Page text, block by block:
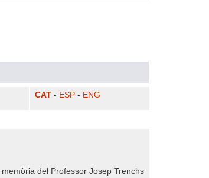
CAT - ESP - ENG
del Professor Josep Trenchs